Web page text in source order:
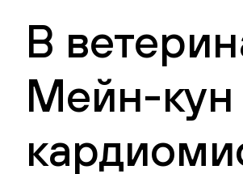
В
Мейн-кун